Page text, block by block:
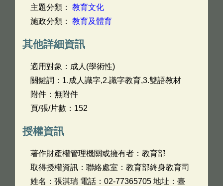
主題分類： 教育文化
施政分類： 教育及體育
其他詳細資訊
適用對象：成人(學術性)
關鍵詞：1.成人識字,2.識字教育,3.雙語教材
附件：無附件
頁/張/片數：152
授權資訊
著作財產權管理機關或擁有者：教育部
取得授權資訊：聯絡處室：教育部終身教育司
姓名：張淇瑞 電話：02-77365705 地址：臺